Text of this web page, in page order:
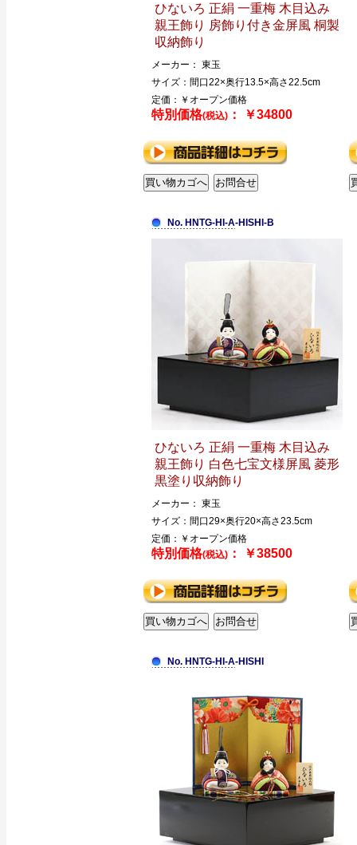
ひないろ 正絹 一重梅 木目込み
親王飾り 房飾り付き金屏風 桐製
収納飾り
メーカー： 東玉
サイズ：間口22×奥行13.5×高さ22.5cm
定価：￥オープン価格
特別価格(税込)： ￥34800
No. HNTG-HI-A-HISHI-B
ひないろ 正絹 一重梅 木目込み
親王飾り 白色七宝文様屏風 菱形
黒塗り収納飾り
メーカー： 東玉
サイズ：間口29×奥行20×高さ23.5cm
定価：￥オープン価格
特別価格(税込)： ￥38500
No. HNTG-HI-A-HISHI